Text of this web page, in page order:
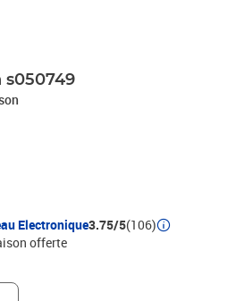
s050749
Electronique3.75/5(106)
offerte